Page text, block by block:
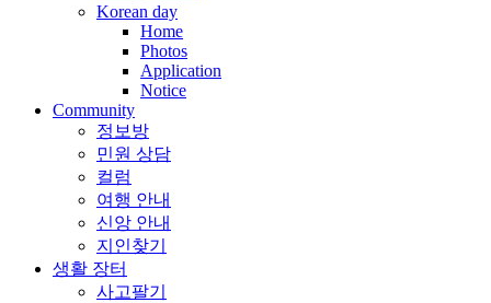
Korean day
Home
Photos
Application
Notice
Community
정보방
민원 상담
컬럼
여행 안내
신앙 안내
지인찾기
생활 장터
사고팔기